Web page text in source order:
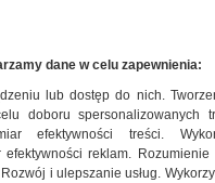
Decyzja
ważne odznaczenie.
dane w celu zapewnienia:
lub dostęp do nich.
doboru spersonalizowanych
efektywności treści.
reklam.
i ulepszanie usług.